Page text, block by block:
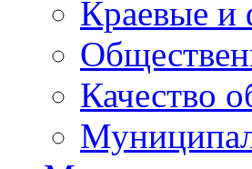
Краевые и
Качество